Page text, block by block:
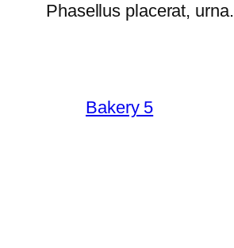
Phasellus placerat, urna.
Bakery 5